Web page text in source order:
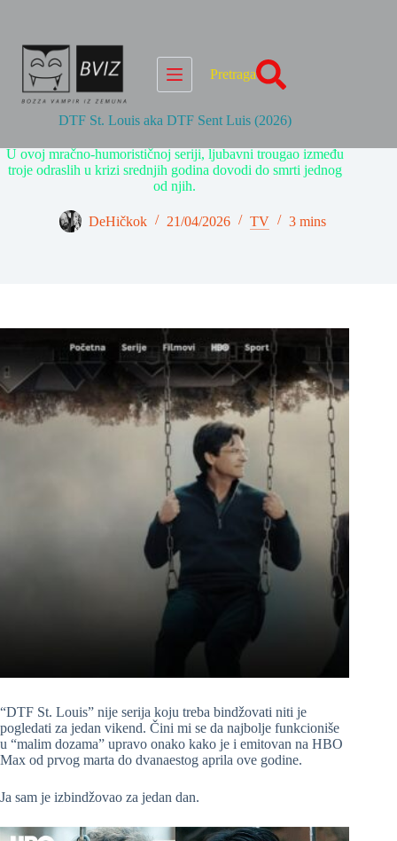
Pretraga
DTF St. Louis aka DTF Sent Luis (2026)
U ovoj mračno-humorističnoj seriji, ljubavni trougao između
troje odraslih u krizi srednjih godina dovodi do smrti jednog
od njih.
DeHičkok 21/04/2026 TV 3 mins
“DTF St. Louis” nije serija koju treba bindžovati niti je
pogledati za jedan vikend. Čini mi se da najbolje funkcioniše
u “malim dozama” upravo onako kako je i emitovan na HBO
Max od prvog marta do dvanaestog aprila ove godine.
Ja sam je izbindžovao za jedan dan.